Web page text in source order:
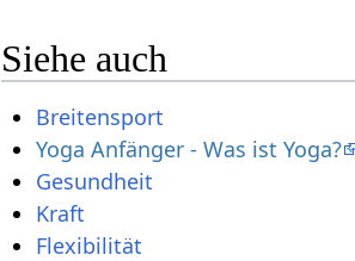
Siehe auch
Breitensport
Yoga Anfänger - Was ist Yoga?
Gesundheit
Kraft
Flexibilität